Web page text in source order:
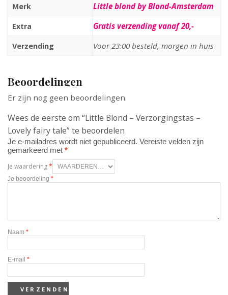
Merk Little blond by Blond-Amsterdam
Extra Gratis verzending vanaf 20,-
Verzending Voor 23:00 besteld, morgen in huis
Beoordelingen
Er zijn nog geen beoordelingen.
Wees de eerste om “Little Blond – Verzorgingstas –
Lovely fairy tale” te beoordelen
Je e-mailadres wordt niet gepubliceerd. Vereiste velden zijn
gemarkeerd met *
Je waardering*
Je beoordeling *
Naam *
E-mail *